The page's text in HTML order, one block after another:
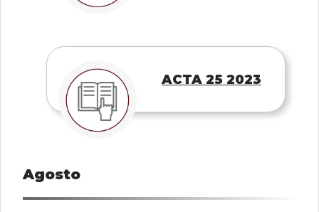
ACTA 25 2023
Agosto